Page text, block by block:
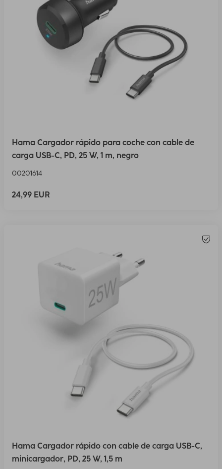
Hama Cargador rápido para coche con cable de
carga USB-C, PD, 25 W, 1 m, negro
00201614
24,99 EUR
Hama Cargador rápido con cable de carga USB-C,
minicargador, PD, 25 W, 1,5 m